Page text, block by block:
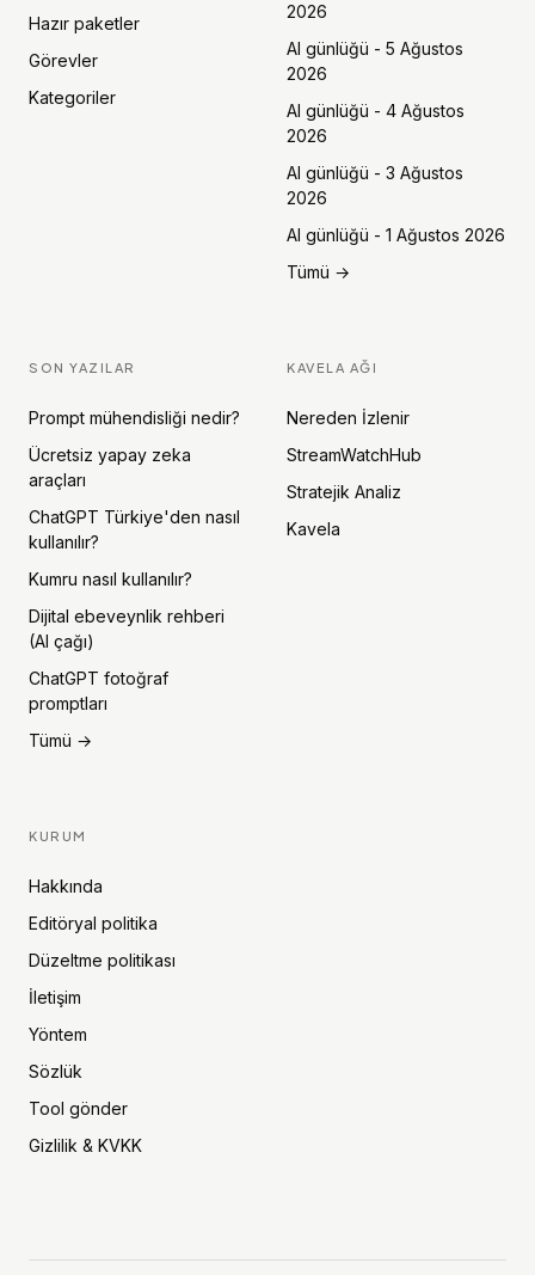
Hazır paketler
Görevler
Kategoriler
2026
AI günlüğü - 5 Ağustos
2026
AI günlüğü - 4 Ağustos
2026
AI günlüğü - 3 Ağustos
2026
AI günlüğü - 1 Ağustos 2026
Tümü →
SON YAZILAR
Prompt mühendisliği nedir?
Ücretsiz yapay zeka
araçları
ChatGPT Türkiye'den nasıl
kullanılır?
Kumru nasıl kullanılır?
Dijital ebeveynlik rehberi
(AI çağı)
ChatGPT fotoğraf
promptları
Tümü →
KAVELA AĞI
Nereden İzlenir
StreamWatchHub
Stratejik Analiz
Kavela
KURUM
Hakkında
Editöryal politika
Düzeltme politikası
İletişim
Yöntem
Sözlük
Tool gönder
Gizlilik & KVKK